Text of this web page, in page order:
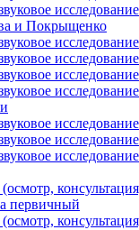
и Покрыщенко
первичный